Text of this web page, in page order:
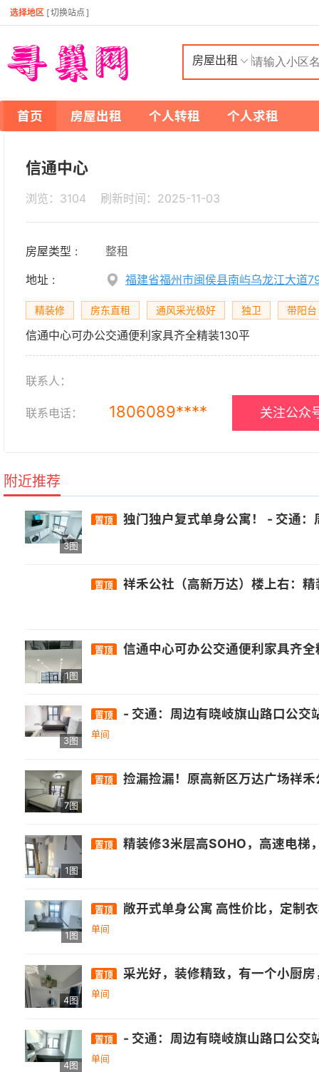
选择地区 [切换站点 ]
房屋出租
首页 房屋出租 个人转租 个人求租
信通中心
浏览：3104 刷新时间： 2025-11-03
房屋类型 :
整租
地址 :
福建省福州市闽侯县南屿乌龙江大道
精装修 房东直租 通风采光极好 独卫 带阳台
信通中心可办公交通便利家具齐全精装130平
联系人：
联系电话： 1806089**** 关注公众
附近推荐
3图
置顶 独门独户复式单身公寓！ - 交通：周边有晓岐旗山路口公交站，距326路
置顶 祥禾公社（高新万达）楼上右：精装两房一厅
1图
置顶 信通中心可办公交通便利家具齐
3图
置顶 - 交通：周边有晓岐旗山路口公交站，距326路、350路公
单间
7图
置顶 捡漏捡漏！原高新区万达广场祥禾公社新出一套装修非常好的两房公寓，带后阳台晾衣服非常方便，关键价格便宜只要1200，还包物业和宽带，手快有手慢无，看房加我13621052905，附近的信通中心、厚庭地铁，万福，星网锐捷，山亚，邦邦财富中心，宏盛，永福，华建
1图
置顶 精装修3米层高SOHO，高速电梯，通风采
1图
置顶 敞开式单身公寓 高性价比，定制
单间
4图
置顶 采光好，装修精致，有一个小厨
单间
4图
置顶 - 交通：周边有晓岐旗山路口公交站，距326路、350路公
单间